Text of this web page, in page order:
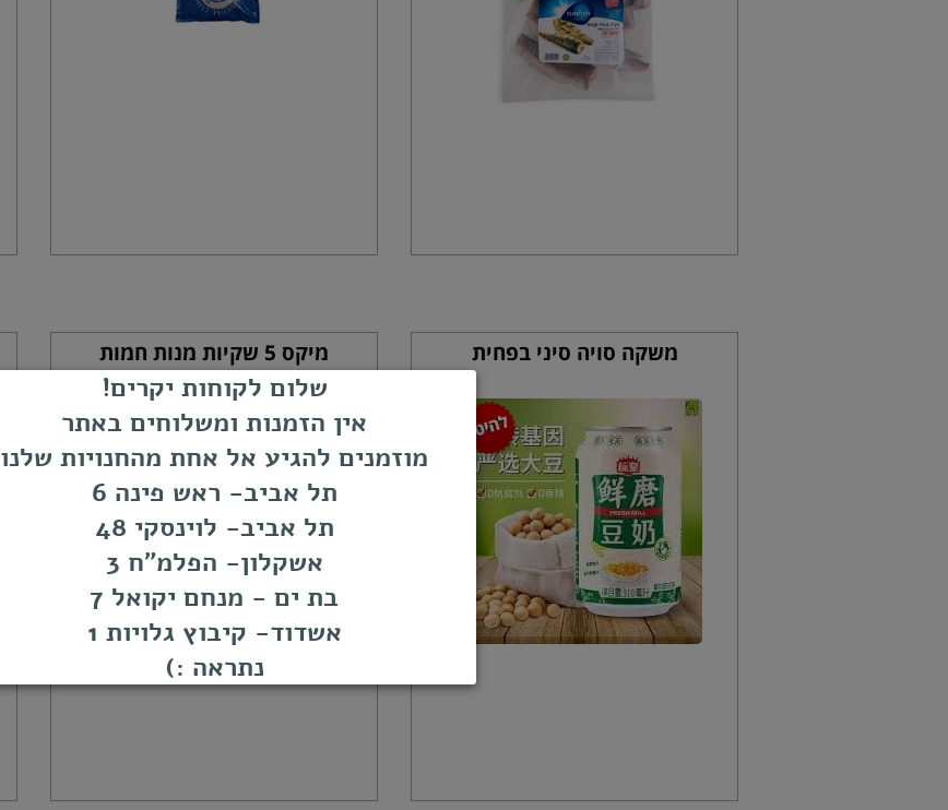
משקה סויה סיני בפחית
מיקס 5 שקיות מנות חמות
קוריאניות (המנות שאנחנו בוחרים
לכם לחויות חדשות וחריפות)
שלום לקוחות יקרים!
אין הזמנות ומשלוחים באתר
מוזמנים להגיע אל אחת מהחנויות שלנו
תל אביב- ראש פינה 6
תל אביב- לוינסקי 48
אשקלון- הפלמ"ח 3
בת ים - מנחם יקואל 7
אשדוד- קיבוץ גלויות 1
נתראה :)